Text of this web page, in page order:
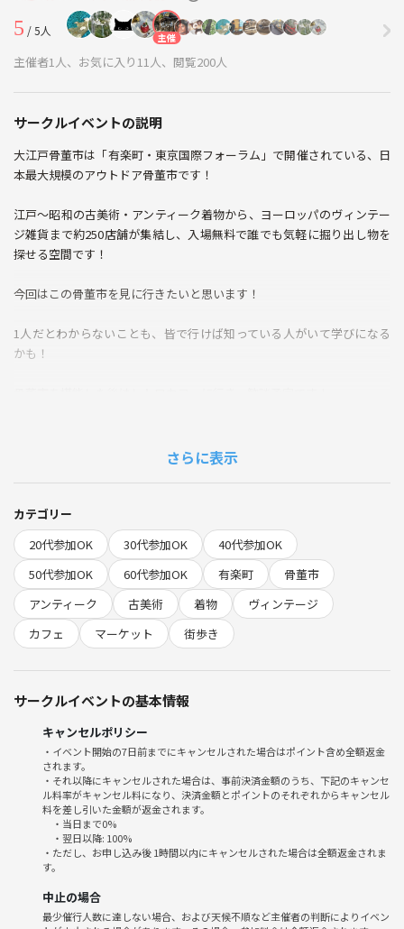
5 / 5人 主催
主催者1人、お気に入り11人、閲覧200人
サークルイベントの説明
大江戸骨董市は「有楽町・東京国際フォーラム」で開催されている、日
本最大規模のアウトドア骨董市です！
江戸〜昭和の古美術・アンティーク着物から、ヨーロッパのヴィンテー
ジ雑貨まで約250店舗が集結し、入場無料で誰でも気軽に掘り出し物を
探せる空間です！
今回はこの骨董市を見に行きたいと思います！
1人だとわからないことも、皆で行けば知っている人がいて学びになる
かも！
さらに表示
カテゴリー
20代参加OK
30代参加OK
40代参加OK
50代参加OK
60代参加OK 有楽町
骨董市
アンティーク
古美術 着物
ヴィンテージ
カフェ
マーケット 街歩き
サークルイベントの基本情報
キャンセルポリシー
・イベント開始の7日前までにキャンセルされた場合はポイント含め全額返金
されます。
・それ以降にキャンセルされた場合は、事前決済金額のうち、下記のキャンセ
ル料率がキャンセル料になり、決済金額とポイントのそれぞれからキャンセル
料を差し引いた金額が返金されます。
・当日まで0%
・翌日以降: 100%
・ただし、お申し込み後 1時間以内にキャンセルされた場合は全額返金されま
す。
中止の場合
最少催行人数に達しない場合、および天候不順など主催者の判断によりイベン